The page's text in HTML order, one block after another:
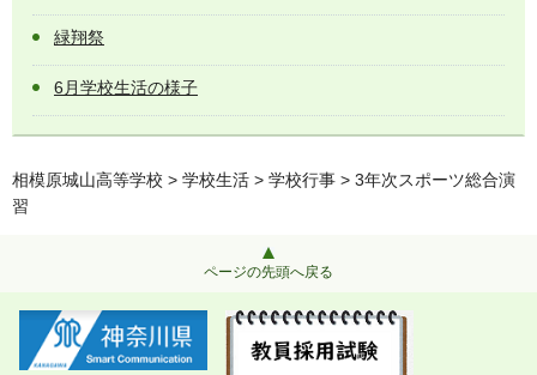
緑翔祭
6月学校生活の様子
相模原城山高等学校 > 学校生活 > 学校行事 > 3年次スポーツ総合演
習
ページの先頭へ戻る